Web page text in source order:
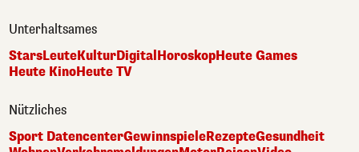
Unterhaltsames
StarsLeuteKulturDigitalHoroskopHeute Games
Heute KinoHeute TV
Nützliches
Sport DatencenterGewinnspieleRezepteGesundheit